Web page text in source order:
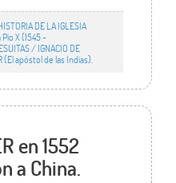
DE LA IGLESIA
X (1545 -
/ IGNACIO DE
(El apóstol de las Indias).
en 1552
a China.